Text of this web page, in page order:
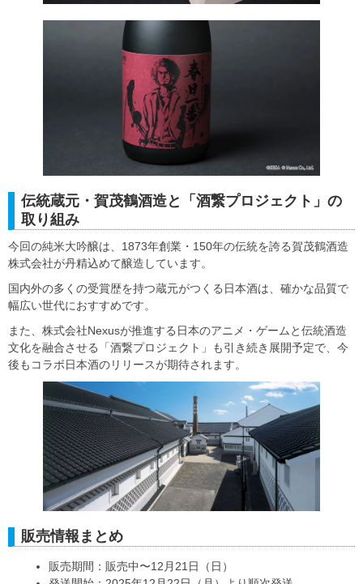
伝統蔵元・賀茂鶴酒造と「酒繋プロジェクト」の
取り組み
今回の純米大吟醸は、1873年創業・150年の伝統を誇る賀茂鶴酒造
株式会社が丹精込めて醸造しています。
国内外の多くの受賞歴を持つ蔵元がつくる日本酒は、確かな品質で
幅広い世代におすすめです。
また、株式会社Nexusが推進する日本のアニメ・ゲームと伝統酒造
文化を融合させる「酒繋プロジェクト」も引き続き展開予定で、今
後もコラボ日本酒のリリースが期待されます。
販売情報まとめ
販売期間：販売中〜12月21日（日）